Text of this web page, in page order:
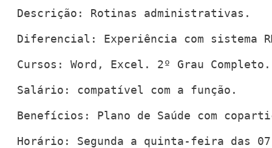
Descrição: Rotinas administrativas.
Diferencial: Experiência com sistema RM
Cursos: Word, Excel. 2º Grau Completo.
Salário: compatível com a função.
Benefícios: Plano de Saúde com
Horário: Segunda a quinta-feira das